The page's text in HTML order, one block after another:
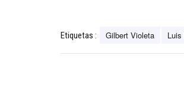
Etiquetas : Gilbert Violeta Luis